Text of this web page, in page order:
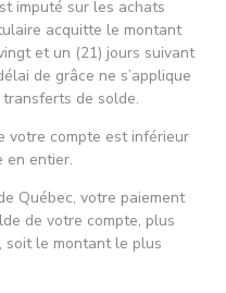
imputé sur les achats
acquitte le montant
et un (21) jours suivant
de grâce ne s’applique
de solde.
votre compte est inférieur
en entier.
Québec, votre paiement
de votre compte, plus
, soit le montant le plus